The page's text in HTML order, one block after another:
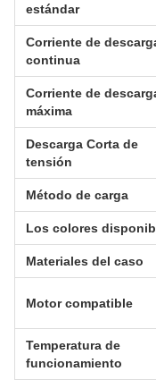
estándar
Corriente de
continua
Corriente de
máxima
Descarga Corta de
tensión
Método de carga
Los colores
Materiales del caso
Motor compatible
Temperatura de
funcionamiento